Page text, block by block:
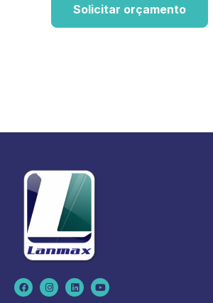
Solicitar orçamento
F
a
c
I
n
s
L
i
n
Y
o
u